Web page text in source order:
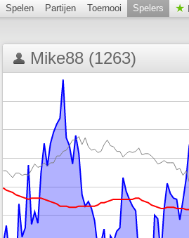
Spelen Partijen Toernooi Spelers
Mike88 (1263)